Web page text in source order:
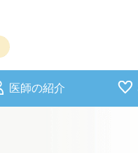
医師の紹介